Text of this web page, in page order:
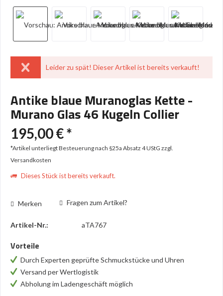
Leider zu spät! Dieser Artikel ist bereits verkauft!
Antike blaue Muranoglas Kette -
Murano Glas 46 Kugeln Collier
195,00 € *
*Artikel unterliegt Besteuerung nach §25a Absatz 4 UStG zzgl.
Versandkosten
Dieses Stück ist bereits verkauft.
Merken Fragen zum Artikel?
Artikel-Nr.: aTA767
Vorteile
Durch Experten geprüfte Schmuckstücke und Uhren
Versand per Wertlogistik
Abholung im Ladengeschäft möglich